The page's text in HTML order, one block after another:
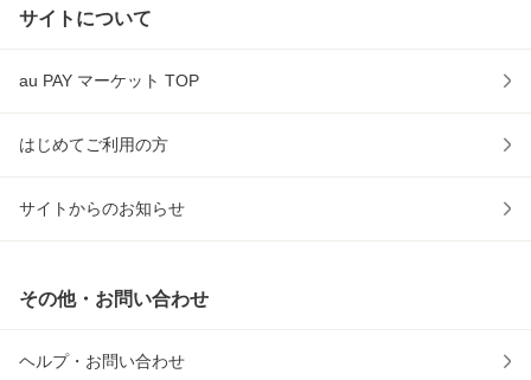
サイトについて
au PAY マーケット TOP
はじめてご利用の方
サイトからのお知らせ
その他・お問い合わせ
ヘルプ・お問い合わせ